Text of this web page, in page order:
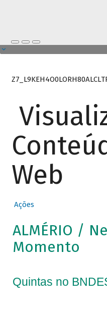
Web
Ações
ALMÉRIO /
Momento
Quintas no